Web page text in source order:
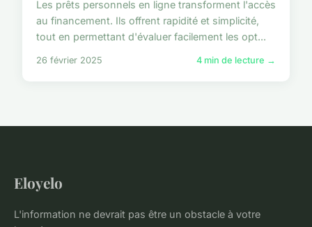
Les prêts personnels en ligne transforment l'accès
au financement. Ils offrent rapidité et simplicité,
tout en permettant d'évaluer facilement les opt...
26 février 2025 4 min de lecture →
Eloyelo
L'information ne devrait pas être un obstacle à votre